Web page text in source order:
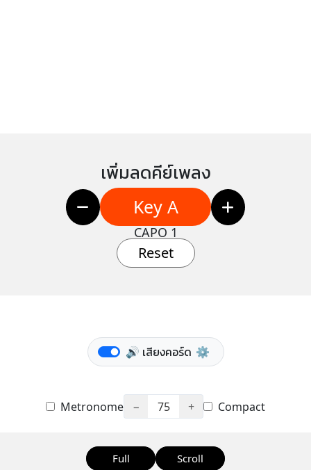
เพิ่มลดคีย์เพลง
Key A
CAPO 1
Reset
🔊 เสียงคอร์ด ⚙️
Metronome − 75 + Compact
Full Scroll